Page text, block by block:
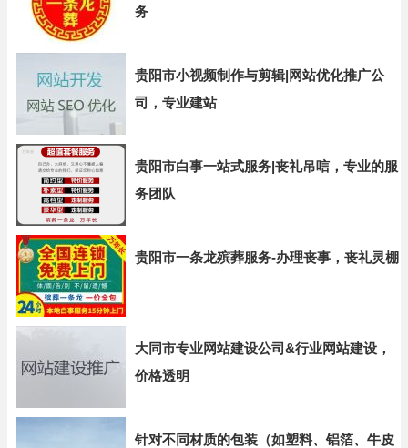
务
贵阳市小视频制作与剪辑|网站优化推广公
司，专业建站
贵阳市白事一站式服务|丧礼吊唁，专业的服
务团队
贵阳市一条龙殡葬服务-办理丧事，丧礼灵棚
大同市专业网站建设公司&行业网站建设，
价格透明
针对不同材质的包装（如塑料、铝箔、牛皮